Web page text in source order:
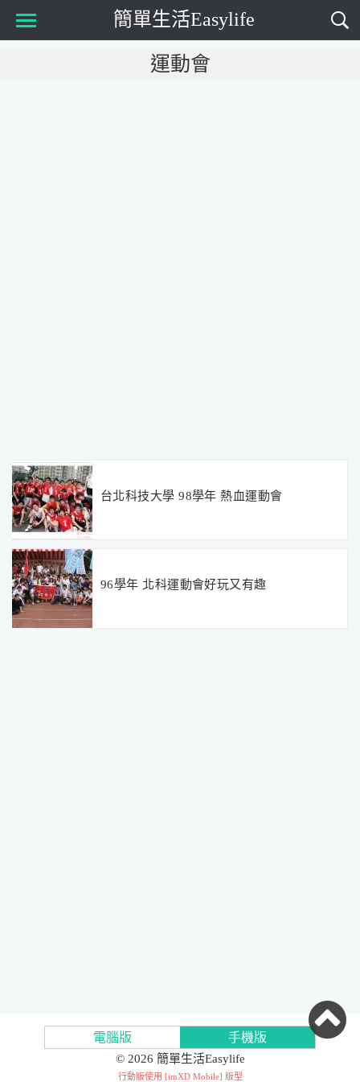
簡單生活Easylife
運動會
台北科技大學 98學年 熱血運動會
96學年 北科運動會好玩又有趣
電腦版 手機版
© 2026 簡單生活Easylife
行動版使用 [imXD Mobile] 版型